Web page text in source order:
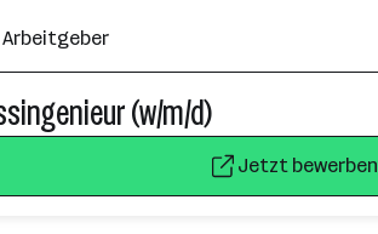
Arbeitgeber
(w/m/d)
Jetzt bewerben